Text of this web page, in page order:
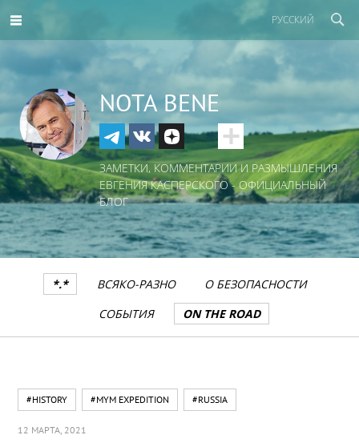
РУССКИЙ
NOTA BENE
ЗАМЕТКИ, КОММЕНТАРИИ И РАЗМЫШЛЕНИЯ
ЕВГЕНИЯ КАСПЕРСКОГО - ОФИЦИАЛЬНЫЙ
БЛОГ
*.* ВСЯКО-РАЗНО
О БЕЗОПАСНОСТИ
СОБЫТИЯ
ON THE ROAD
#HISTORY #MYM EXPEDITION #RUSSIA
12 МАРТА, 2021